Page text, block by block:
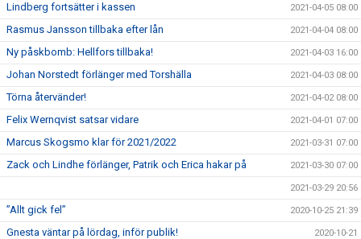
Lindberg fortsätter i kassen 2021-04-05 08:00
Rasmus Jansson tillbaka efter lån 2021-04-04 08:00
Ny påskbomb: Hellfors tillbaka! 2021-04-03 16:00
Johan Norstedt förlänger med Torshälla 2021-04-03 08:00
Törna återvänder! 2021-04-02 08:00
Felix Wernqvist satsar vidare 2021-04-01 07:00
Marcus Skogsmo klar för 2021/2022 2021-03-31 07:00
Zack och Lindhe förlänger, Patrik och Erica hakar på 2021-03-30 07:00
2021-03-29 20:56
”Allt gick fel” 2020-10-25 21:39
Gnesta väntar på lördag, inför publik! 2020-10-21